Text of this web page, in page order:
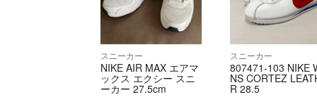
スニーカー
NIKE AIR MAX エアマ
ックス エクシー スニ
ーカー 27.5cm
スニーカー
807471-103 NIKE
NS CORTEZ
R 28.5